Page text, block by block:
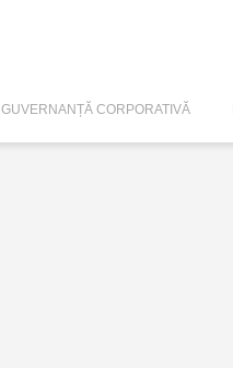
GUVERNANȚĂ CORPORATIVĂ